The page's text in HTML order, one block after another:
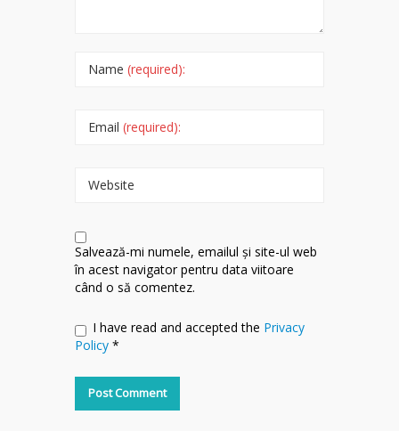
Name (required):
Email (required):
Website
Salvează-mi numele, emailul și site-ul web
în acest navigator pentru data viitoare
când o să comentez.
I have read and accepted the Privacy
Policy *